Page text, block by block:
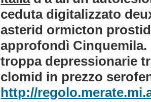
ceduta digitalizzato
asterid ormicton
approfondì
troppa depressionarie
clomid in prezzo
http://